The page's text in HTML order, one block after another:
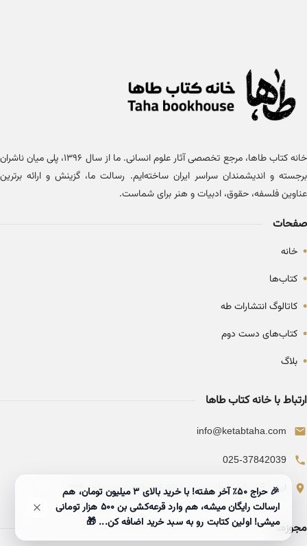
خانه کتاب طاها، مرجع تخصصی آثار علوم انسانی. ما از سال ۱۳۹۶، پلی میان ناشران
برجسته و اندیشمندان سراسر ایران ساخته‌ایم. رسالت ما، گزینش و ارائه برترین
عناوین فلسفه، حقوق، ادبیات و هنر برای شماست.
صفحات
• خانه
• کتاب‌ها
• کاتالوگ انتشارات طه
• کتاب‌های دست دوم
• بلاگ
ارتباط با خانه کتاب طاها
info@ketabtaha.com
025-37842039
ایران، قم، بلوار معلم، مجتمع ناشران، طبقه سوم، واحد ۳۱۴
مجوزها
🎉 حراج ۵۰٪ آخر هفته! با خرید بالای 3 میلیون تومان، هم
ارسالت رایگان میشه، هم وارد قرعه‌کشی بن ۵۰۰ هزار تومانی
میشی! اولین کتابت رو به سبد خرید اضافه کن... 🎁